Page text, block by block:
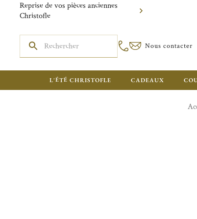
Reprise de vos pièces anciennes
Christofle
Nous contacter
L'ÉTÉ CHRISTOFLE CADEAUX